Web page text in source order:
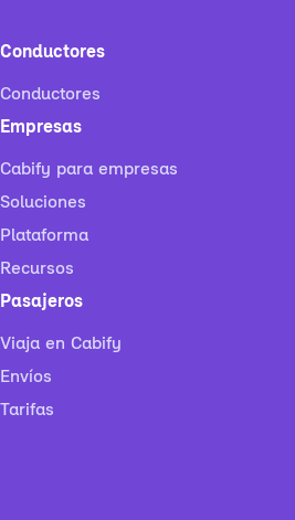
Conductores
Conductores
Empresas
Cabify para empresas
Soluciones
Plataforma
Recursos
Pasajeros
Viaja en Cabify
Envíos
Tarifas